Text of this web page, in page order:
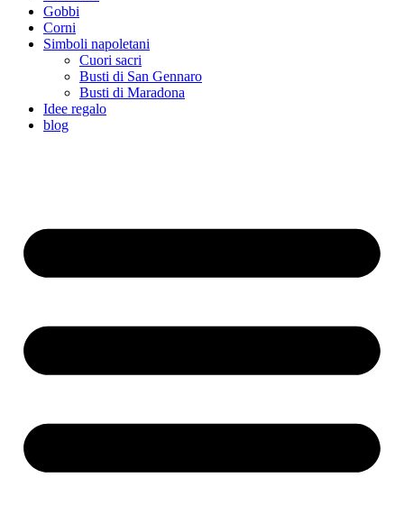
Gobbi
Corni
Simboli napoletani
Cuori sacri
Busti di San Gennaro
Busti di Maradona
Idee regalo
blog